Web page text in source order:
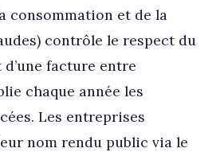
consommation et de la
contrôle le respect du
facture entre
chaque année les
Les entreprises
nom rendu public via le